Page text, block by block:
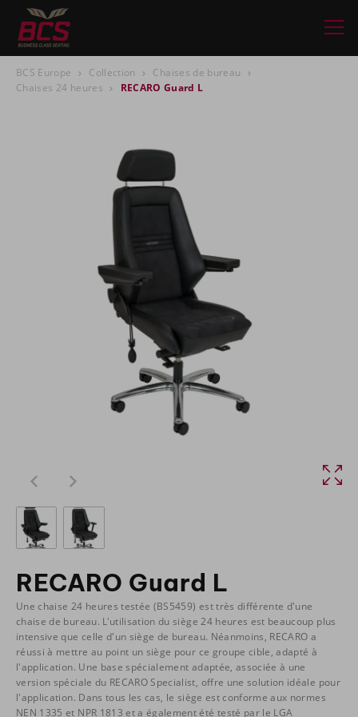
BCS Europe Collection
Chaises de bureau
Chaises 24 heures
RECARO Guard L
RECARO Guard L
Une chaise 24 heures testée (BS5459) est très différente d'une
chaise de bureau. L'utilisation du siège 24 heures est beaucoup plus
intensive que celle d'un siège de bureau. Néanmoins, RECARO a
réussi à mettre au point un siège pour ce groupe cible, adapté à
l'application. Une base spécialement adaptée, associée à une
version spéciale du RECARO Specialist, offre une solution idéale pour
l'application. Dans tous les cas, le siège est conforme aux normes
NEN 1335 et NPR 1813 et a également été testé par le LGA